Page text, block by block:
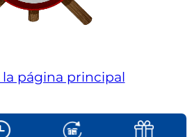
la página principal